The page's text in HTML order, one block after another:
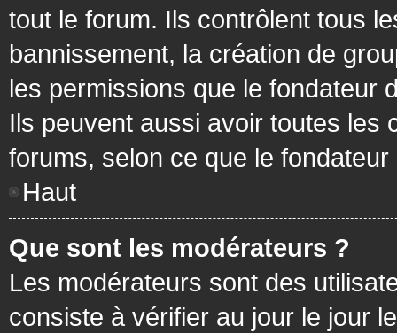
tout le forum. Ils contrôlent tous
bannissement, la création de
les permissions que le fondateur
Ils peuvent aussi avoir toutes les
forums, selon ce que le
Haut
Que sont les modérateurs ?
Les modérateurs sont des
consiste à vérifier au jour le jour